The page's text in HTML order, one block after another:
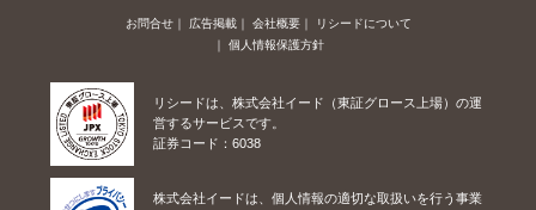
お問合せ 広告掲載 会社概要
リシードについて
個人情報保護方針
リシードは、株式会社イード（東証グロース上場）の運
営するサービスです。
証券コード：6038
株式会社イードは、個人情報の適切な取扱いを行う事業